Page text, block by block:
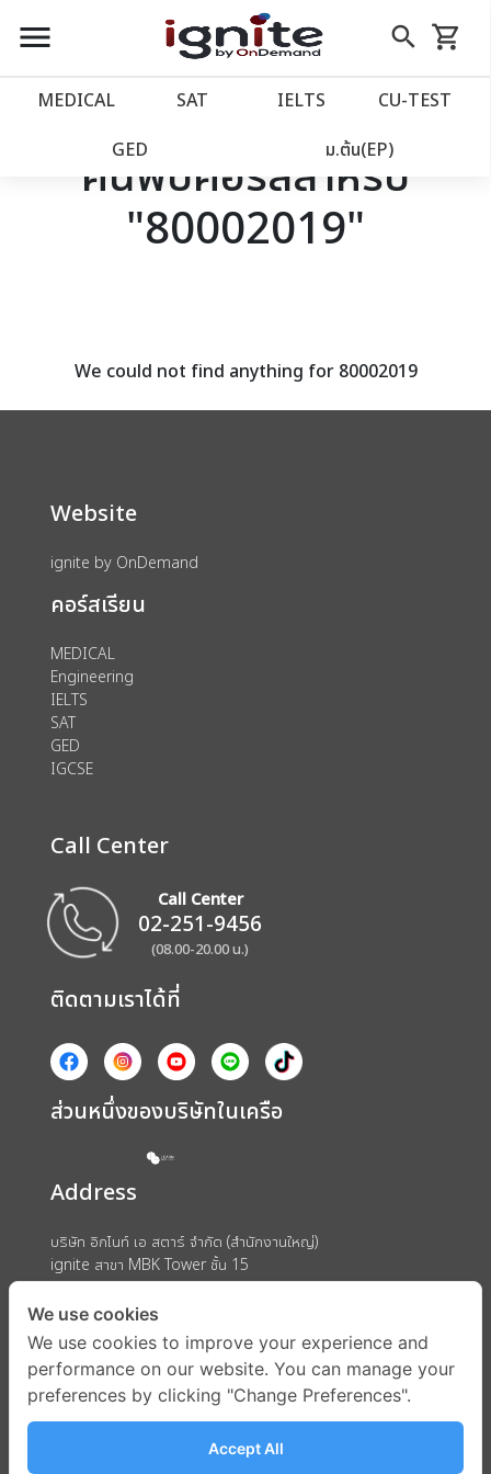
close
account_balance หน้าแรก
เว็บไซต์อิกไนท์
โปรโมชั่น
assignment ลงทะเบียน
menu search
Skip
to
shopping_cart
รถเข็น
MEDICAL SAT IELTS CU‑TEST
GED ม.ต้น(EP)
ค้นพบคอร์สสำหรับ
"80002019"
We could not find anything for 80002019
Website
ignite by OnDemand
คอร์สเรียน
MEDICAL
Engineering
IELTS
SAT
GED
IGCSE
Call Center
Call Center
02-251-9456
(08.00-20.00 น.)
ติดตามเราได้ที่
ส่วนหนึ่งของบริษัทในเครือ
Address
บริษัท อิกไนท์ เอ สตาร์ จำกัด (สำนักงานใหญ่)
ignite สาขา MBK Tower ชั้น 15
ถนนพญาไท แขวงวังใหม่ เขตปทุมวัน กรุงเทพมหานคร 10330
We use cookies
We use cookies to improve your experience and
performance on our website. You can manage your
preferences by clicking "Change Preferences".
Accept All